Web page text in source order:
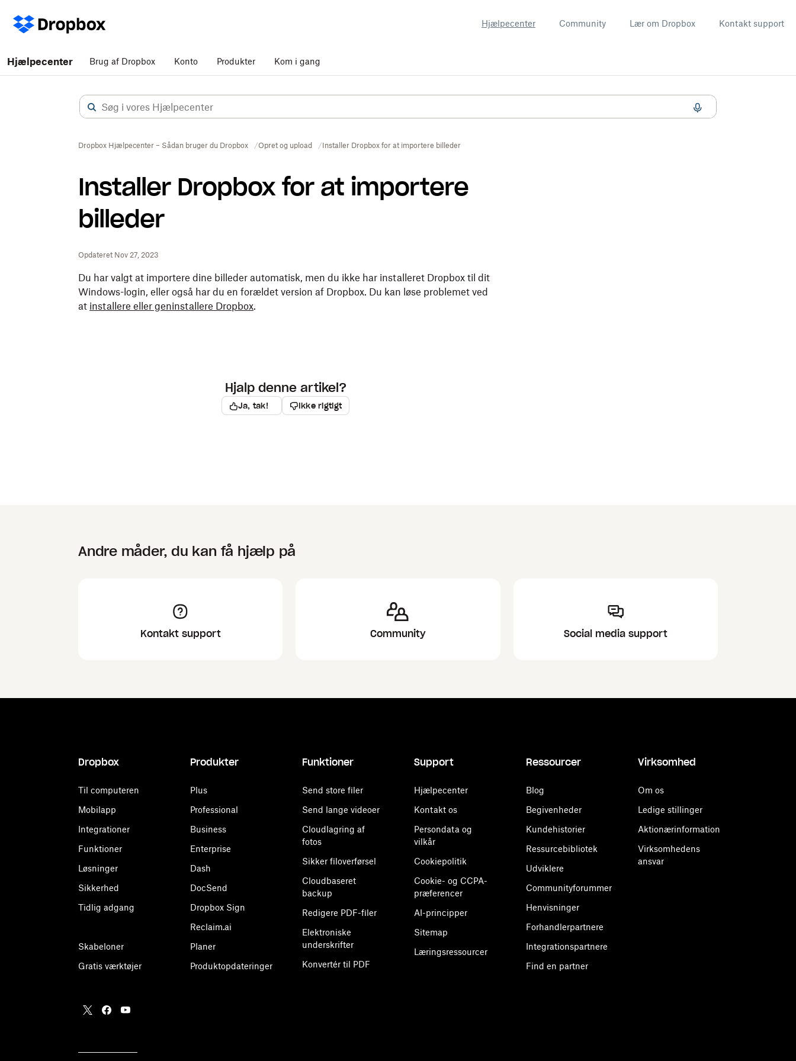
Hjælpecenter Community Lær om Dropbox Kontakt support
Hjælpecenter Brug af Dropbox Konto Produkter Kom i gang
Dropbox Hjælpecenter – Sådan bruger du Dropbox Opret og upload Installer Dropbox for at importere billeder
Installer Dropbox for at importere
billeder
Opdateret Nov 27, 2023
Du har valgt at importere dine billeder automatisk, men du ikke har installeret Dropbox til dit
Windows-login, eller også har du en forældet version af Dropbox. Du kan løse problemet ved
at installere eller geninstallere Dropbox.
Hjalp denne artikel?
Ja, tak! Ikke rigtigt
Andre måder, du kan få hjælp på
Kontakt support Community Social media support
Dropbox
Til computeren
Mobilapp
Integrationer
Funktioner
Løsninger
Sikkerhed
Tidlig adgang
Skabeloner
Gratis værktøjer
Produkter
Plus
Professional
Business
Enterprise
Dash
DocSend
Dropbox Sign
Reclaim.ai
Planer
Produktopdateringer
Funktioner
Send store filer
Send lange videoer
Cloudlagring af
fotos
Sikker filoverførsel
Cloudbaseret
backup
Redigere PDF-filer
Elektroniske
underskrifter
Konvertér til PDF
Support
Hjælpecenter
Kontakt os
Persondata og
vilkår
Cookiepolitik
Cookie- og CCPA-
præferencer
AI-principper
Sitemap
Læringsressourcer
Ressourcer
Blog
Begivenheder
Kundehistorier
Ressurcebibliotek
Udviklere
Communityforummer
Henvisninger
Forhandlerpartnere
Integrationspartnere
Find en partner
Virksomhed
Om os
Ledige stillinger
Aktionærinformation
Virksomhedens
ansvar